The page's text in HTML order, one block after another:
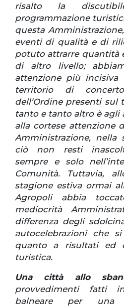
risalto la
programmazione
questa
eventi di qualità e di
potuto attrarre quantità
di altro livello;
attenzione più incisiva
territorio di
dell’Ordine presenti sul
tanto e tanto altro è agli
alla cortese attenzione
Amministrazione, nella
ciò non resti
sempre e solo
Comunità. Tuttavia,
stagione estiva ormai
Agropoli abbia
mediocrità
differenza degli
autocelebrazioni che
quanto a risultati ed
turistica.
Una città allo
provvedimenti fatti
balneare per una